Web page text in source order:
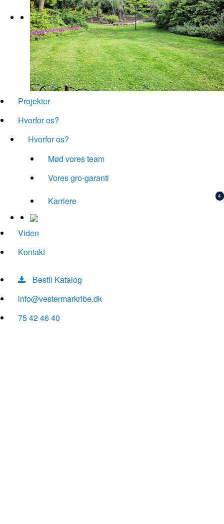
Projekter
Hvorfor os?
Hvorfor os?
Mød vores team
Vores gro-garanti
Karriere
Viden
Kontakt
Bestil Katalog
info@vestermarkribe.dk
75 42 46 40